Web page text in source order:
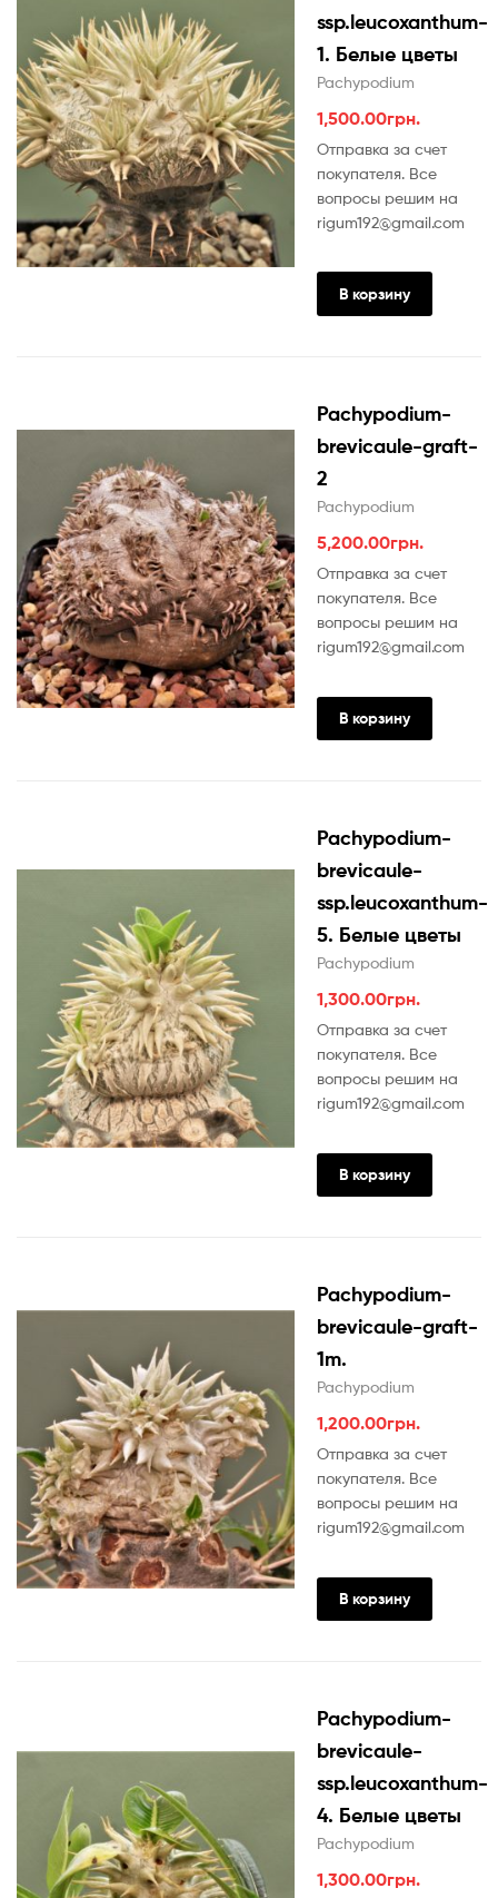
ssp.leucoxanthum-
1. Белые цветы
Pachypodium
1,500.00грн.
Отправка за счет
покупателя. Все
вопросы решим на
rigum192@gmail.com
В корзину
Pachypodium-
brevicaule-graft-
2
Pachypodium
5,200.00грн.
Отправка за счет
покупателя. Все
вопросы решим на
rigum192@gmail.com
В корзину
Pachypodium-
brevicaule-
ssp.leucoxanthum-
5. Белые цветы
Pachypodium
1,300.00грн.
Отправка за счет
покупателя. Все
вопросы решим на
rigum192@gmail.com
В корзину
Pachypodium-
brevicaule-graft-
1m.
Pachypodium
1,200.00грн.
Отправка за счет
покупателя. Все
вопросы решим на
rigum192@gmail.com
В корзину
Pachypodium-
brevicaule-
ssp.leucoxanthum-
4. Белые цветы
Pachypodium
1,300.00грн.